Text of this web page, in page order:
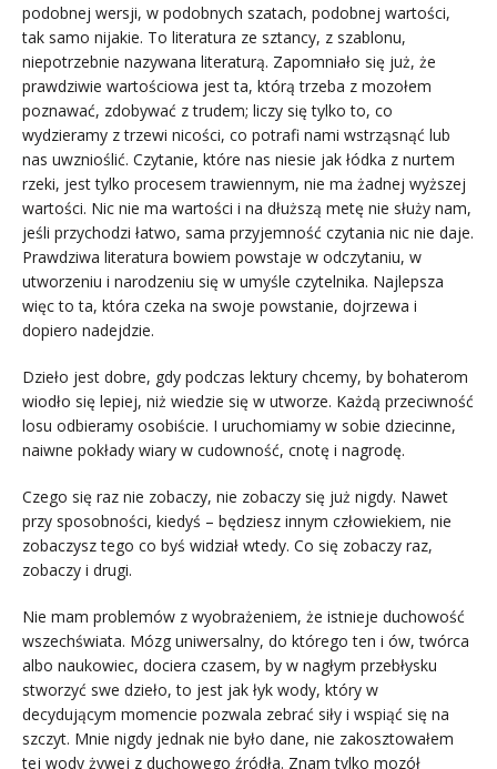
podobnej wersji, w podobnych szatach, podobnej wartości,
tak samo nijakie. To literatura ze sztancy, z szablonu,
niepotrzebnie nazywana literaturą. Zapomniało się już, że
prawdziwie wartościowa jest ta, którą trzeba z mozołem
poznawać, zdobywać z trudem; liczy się tylko to, co
wydzieramy z trzewi nicości, co potrafi nami wstrząsnąć lub
nas uwznioślić. Czytanie, które nas niesie jak łódka z nurtem
rzeki, jest tylko procesem trawiennym, nie ma żadnej wyższej
wartości. Nic nie ma wartości i na dłuższą metę nie służy nam,
jeśli przychodzi łatwo, sama przyjemność czytania nic nie daje.
Prawdziwa literatura bowiem powstaje w odczytaniu, w
utworzeniu i narodzeniu się w umyśle czytelnika. Najlepsza
więc to ta, która czeka na swoje powstanie, dojrzewa i
dopiero nadejdzie.
Dzieło jest dobre, gdy podczas lektury chcemy, by bohaterom
wiodło się lepiej, niż wiedzie się w utworze. Każdą przeciwność
losu odbieramy osobiście. I uruchomiamy w sobie dziecinne,
naiwne pokłady wiary w cudowność, cnotę i nagrodę.
Czego się raz nie zobaczy, nie zobaczy się już nigdy. Nawet
przy sposobności, kiedyś – będziesz innym człowiekiem, nie
zobaczysz tego co byś widział wtedy. Co się zobaczy raz,
zobaczy i drugi.
Nie mam problemów z wyobrażeniem, że istnieje duchowość
wszechświata. Mózg uniwersalny, do którego ten i ów, twórca
albo naukowiec, dociera czasem, by w nagłym przebłysku
stworzyć swe dzieło, to jest jak łyk wody, który w
decydującym momencie pozwala zebrać siły i wspiąć się na
szczyt. Mnie nigdy jednak nie było dane, nie zakosztowałem
tej wody żywej z duchowego źródła. Znam tylko mozół